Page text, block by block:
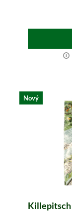
Nový
Killepitsch